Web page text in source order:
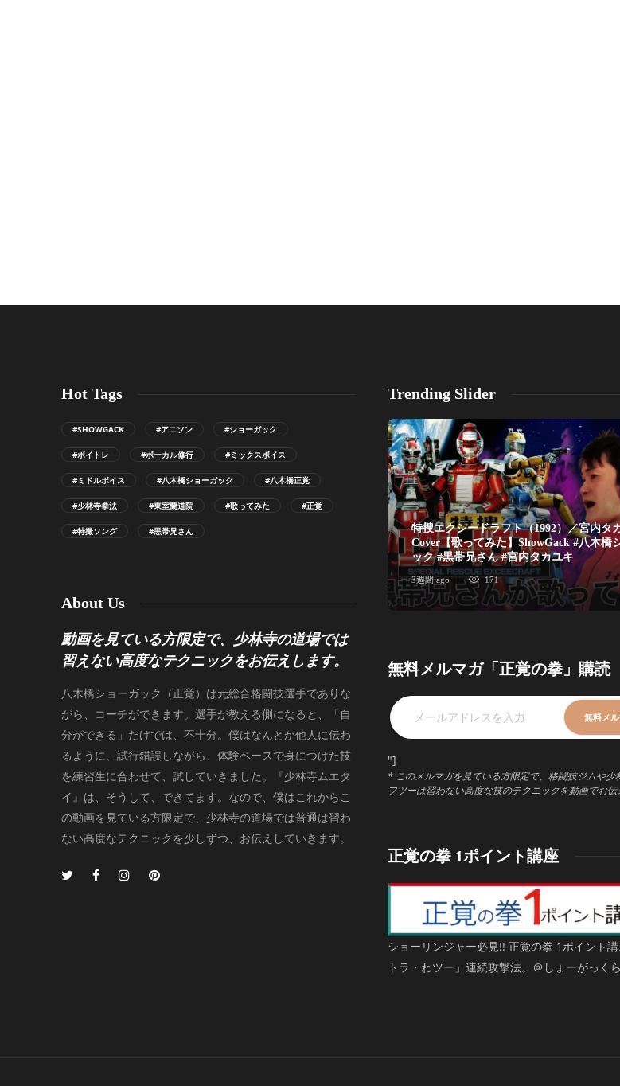
Hot Tags
#SHOWGACK #アニソン #ショーガック
#ボイトレ #ボーカル修行 #ミックスボイス
#ミドルボイス #八木橋ショーガック #八木橋正覚
#少林寺拳法 #東室蘭道院 #歌ってみた #正覚
#特撮ソング #黒帯兄さん
About Us
動画を見ている方限定で、少林寺の道場では
習えない高度なテクニックをお伝えします。
八木橋ショーガック（正覚）は元総合格闘技選手でありな
がら、コーチができます。選手が教える側になると、「自
分ができる」だけでは、不十分。僕はなんとか他人に伝わ
るように、試行錯誤しながら、体験ベースで身につけた技
を練習生に合わせて、試していきました。『少林寺ムエタ
イ』は、そうして、できてます。なので、僕はこれからこ
の動画を見ている方限定で、少林寺の道場では普通は習わ
ない高度なテクニックを少しずつ、お伝えしていきます。
Trending Slider
特捜エクシードラフト（1992）／宮内タ
Cover【歌ってみた】ShowGack #八木橋
ック #黒帯兄さん #宮内タカユキ
3週間 ago 171
無料メルマガ「正覚の拳」購読
"]
* このメルマガを見ている方限定で、格闘技ジムや少
フツーは習わない高度な技のテクニックを動画でお伝
正覚の拳 1ポイント講座
ショーリンジャー必見!! 正覚の拳 1ポイント
トラ・わツー」連続攻撃法。＠しょーがっく